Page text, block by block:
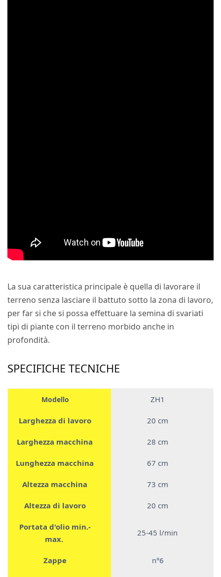
La sua caratteristica principale è quella di lavorare il
terreno senza lasciare il battuto sotto la zona di lavoro,
per far si che si possa effettuare la semina di svariati
tipi di piante con il terreno morbido anche in
profondità.
SPECIFICHE TECNICHE
Modello ZH1
Larghezza di lavoro 20 cm
Larghezza macchina 28 cm
Lunghezza macchina 67 cm
Altezza macchina 73 cm
Altezza di lavoro 20 cm
Portata d'olio min.-
max.
25-45 l/min
Zappe n°6